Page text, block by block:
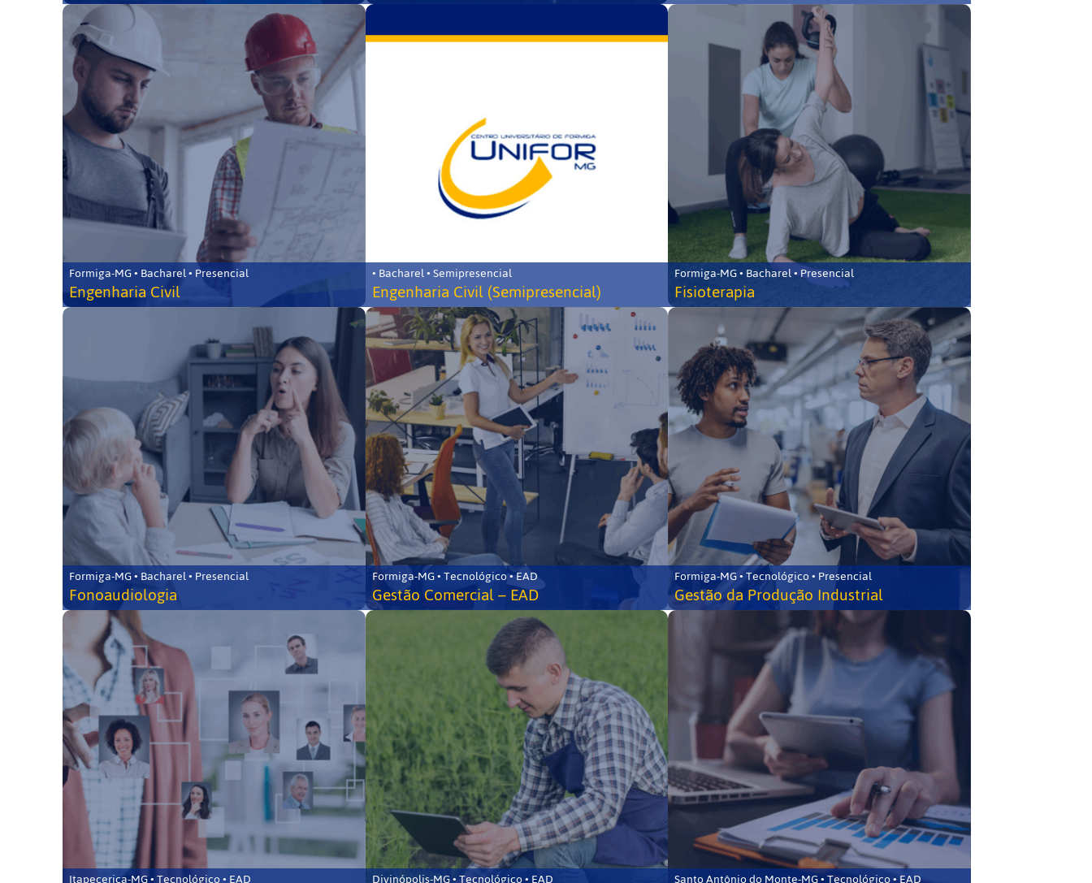
Formiga-MG • Bacharel • Presencial
Engenharia Civil
• Bacharel • Semipresencial
Engenharia Civil (Semipresencial)
Formiga-MG • Bacharel • Presencial
Fisioterapia
Formiga-MG • Bacharel • Presencial
Fonoaudiologia
Formiga-MG • Tecnológico • EAD
Gestão Comercial – EAD
Formiga-MG • Tecnológico • Presencial
Gestão da Produção Industrial